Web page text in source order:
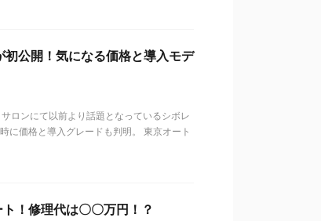
公開！気になる価格と導入モデ
ロンにて以前より話題となっているシボレ
に価格と導入グレードも判明。 東京オート
！修理代は〇〇万円！？